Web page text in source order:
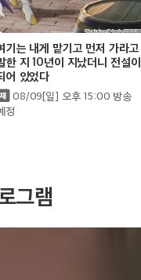
4
기는 내게 맡기고 먼저 가라고
한 지 10년이 지났더니 전설이
어 있었다
08/09[일] 오후 15:00 방송
정
그램